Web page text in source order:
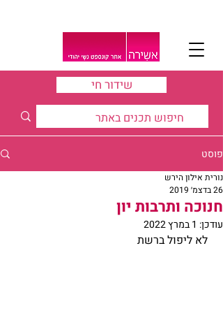
שידור חי
פוסט
חנוכה ותרבות יון
נורית אילון הירש
26 בדצמ׳ 2019
עודכן: 1 במרץ 2022